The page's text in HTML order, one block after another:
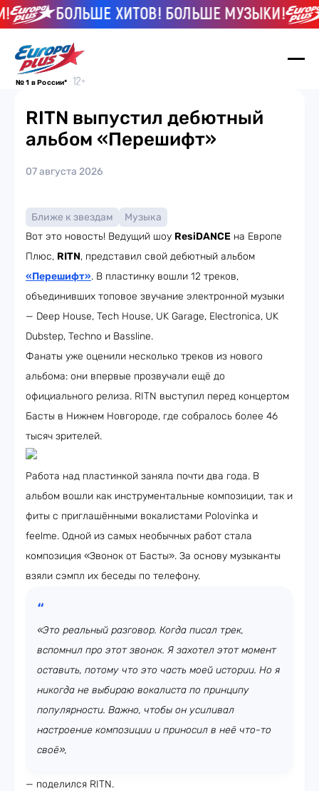
БОЛЬШЕ ХИТОВ! БОЛЬШЕ МУЗЫКИ!
№ 1 в России*
RITN выпустил дебютный
альбом «Перешифт»
07 августа 2026
Ближе к звездам
Музыка
Вот это новость! Ведущий шоу ResiDANCE на Европе
Плюс, RITN, представил свой дебютный альбом
«Перешифт». В пластинку вошли 12 треков,
объединивших топовое звучание электронной музыки
— Deep House, Tech House, UK Garage, Electronica, UK
Dubstep, Techno и Bassline.
Фанаты уже оценили несколько треков из нового
альбома: они впервые прозвучали ещё до
официального релиза. RITN выступил перед концертом
Басты в Нижнем Новгороде, где собралось более 46
тысяч зрителей.
Работа над пластинкой заняла почти два года. В
альбом вошли как инструментальные композиции, так и
фиты с приглашёнными вокалистами Polovinka и
feelme. Одной из самых необычных работ стала
композиция «Звонок от Басты». За основу музыканты
взяли сэмпл их беседы по телефону.
«Это реальный разговор. Когда писал трек,
вспомнил про этот звонок. Я захотел этот момент
оставить, потому что это часть моей истории. Но я
никогда не выбираю вокалиста по принципу
популярности. Важно, чтобы он усиливал
настроение композиции и приносил в неё что-то
своё»,
— поделился RITN.